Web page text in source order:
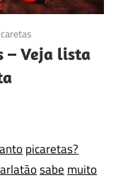
– Veja lista
picaretas?
sabemuito